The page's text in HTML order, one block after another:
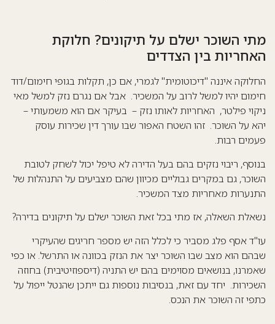
מתי השוכר ישלם על תיקונים? חלוקת
האחריות בין הצדדים
החלוקה איננה "דיכוטומית" לגמרי, אם כן, תקלות בגופי חימום/דוד
חימום יהיו למשל לרוב על המשכיר. אבל אם נגרם נזק למשל מאי
ניקוי פילטר, האחריות לאותו נזק – בעיקר אם הוא משמעותי –
יהא על השוכר. זהו השטח האפור שבו עורך דין שכירות עוסק
פעמים רבות.
בנוסף, ריבוי נזקים בהם בעל הדירה לא טיפל יכול לשחק לטובת
השוכר, גם במקרים גבוליים מכיוון שהם מצביעים על התנהלות של
התנערות מאחריות מצד המשכיר.
נשאלת השאלה, אז מתי בכל זאת השוכר ישלם על תיקונים בדירה?
עו"ד אסף פלג מסביר כי לכלל הזה יש מספר חריגים שהעיקרי
שבהם הוא מצב שבו השוכר יצר את הנזק בכוונה או התרשל. או כפי
שאמרנו, בנושאים מסוימים בהם יש התניה (דיספוזיטיבית) בחוזה
השכירות. יחד עם זאת, בנסיבות נוספות גם ייתכן שהנטל ייפול על
כתפי זה השוכר את הנכס.